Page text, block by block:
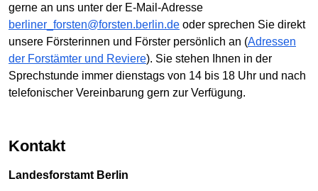
gerne an uns unter der E-Mail-Adresse
berliner_forsten@forsten.berlin.de oder sprechen Sie direkt
unsere Försterinnen und Förster persönlich an (Adressen
der Forstämter und Reviere). Sie stehen Ihnen in der
Sprechstunde immer dienstags von 14 bis 18 Uhr und nach
telefonischer Vereinbarung gern zur Verfügung.
Kontakt
Landesforstamt Berlin